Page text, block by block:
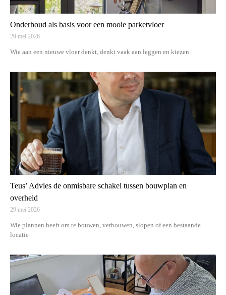
Onderhoud als basis voor een mooie parketvloer
29 mei 2026
Wie aan een nieuwe vloer denkt, denkt vaak aan leggen en kiezen.
Teus’ Advies de onmisbare schakel tussen bouwplan en
overheid
29 mei 2026
Wie plannen heeft om te bouwen, verbouwen, slopen of een bestaande
locatie